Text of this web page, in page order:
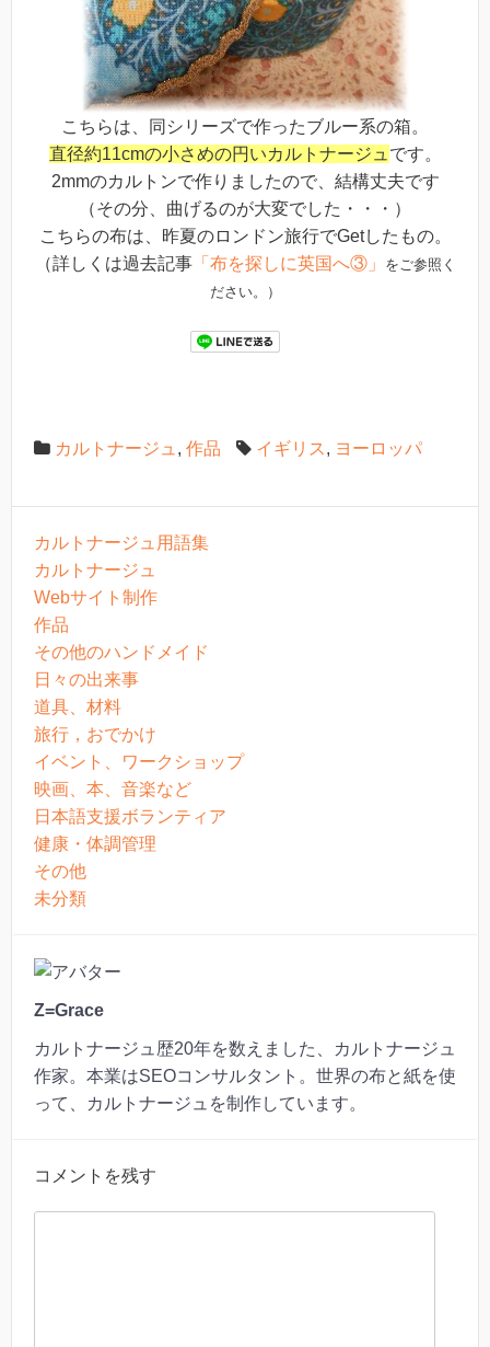
こちらは、同シリーズで作ったブルー系の箱。
直径約11cmの小さめの円いカルトナージュ です。
2mmのカルトンで作りましたので、結構丈夫です
（その分、曲げるのが大変でした・・・）
こちらの布は、昨夏のロンドン旅行でGetしたもの。
（詳しくは過去記事「布を探しに英国へ③」
をご参照く
ださい。）
カルトナージュ , 作品 イギリス , ヨーロッパ
カルトナージュ用語集
カルトナージュ
Webサイト制作
作品
その他のハンドメイド
日々の出来事
道具、材料
旅行，おでかけ
イベント、ワークショップ
映画、本、音楽など
日本語支援ボランティア
健康・体調管理
その他
未分類
Z=Grace
カルトナージュ歴20年を数えました、カルトナージュ
作家。本業はSEOコンサルタント。世界の布と紙を使
って、カルトナージュを制作しています。
コメントを残す